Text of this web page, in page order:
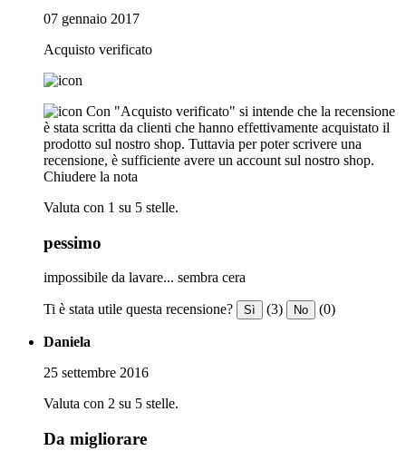
07 gennaio 2017
Acquisto verificato
Con "Acquisto verificato" si intende che la recensione
è stata scritta da clienti che hanno effettivamente acquistato il
prodotto sul nostro shop. Tuttavia per poter scrivere una
recensione, è sufficiente avere un account sul nostro shop.
Chiudere la nota
Valuta con 1 su 5 stelle.
pessimo
impossibile da lavare... sembra cera
Ti è stata utile questa recensione? Sì (3) No (0)
Daniela
25 settembre 2016
Valuta con 2 su 5 stelle.
Da migliorare